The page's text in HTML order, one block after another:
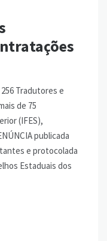
Tradutores e
de 75
(IFES),
publicada
e protocolada
Estaduais dos